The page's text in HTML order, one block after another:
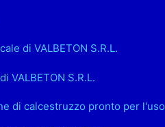
di VALBETON S.R.L.
VALBETON S.R.L.
di calcestruzzo pronto per l'uso